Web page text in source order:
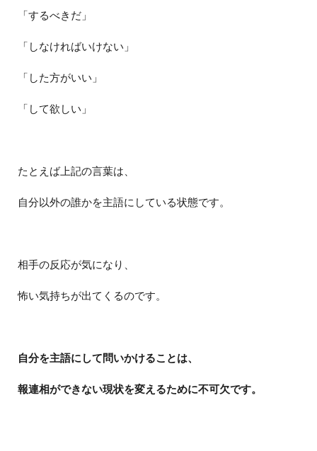
「するべきだ」
「しなければいけない」
「した方がいい」
「して欲しい」
たとえば上記の言葉は、
自分以外の誰かを主語にしている状態です。
相手の反応が気になり、
怖い気持ちが出てくるのです。
自分を主語にして問いかけることは、
報連相ができない現状を変えるために不可欠です。